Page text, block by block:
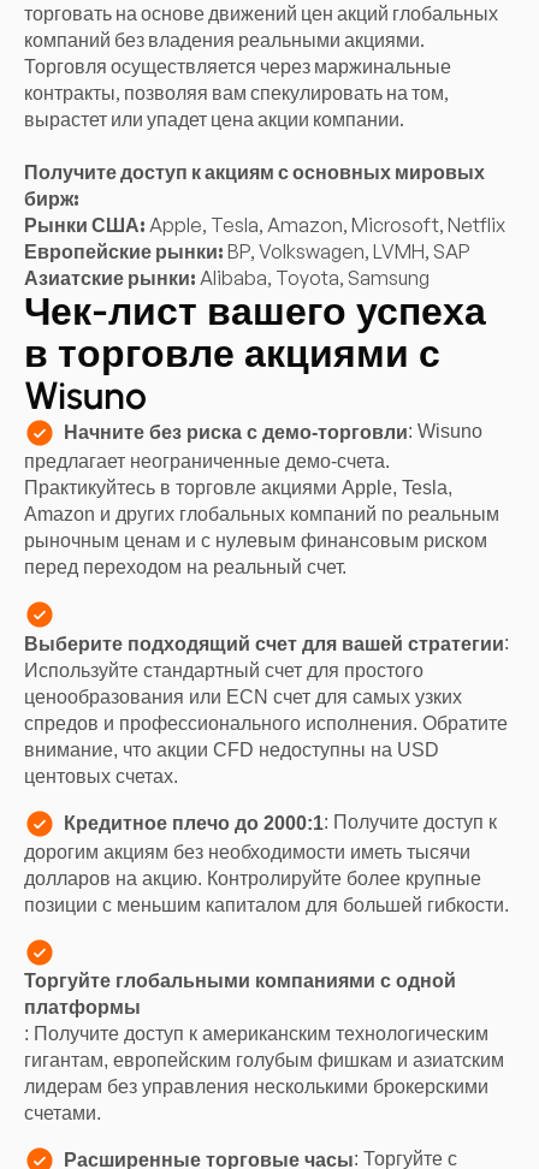
торговать на основе движений цен акций глобальных
компаний без владения реальными акциями.
Торговля осуществляется через маржинальные
контракты, позволяя вам спекулировать на том,
вырастет или упадет цена акции компании.
Получите доступ к акциям с основных мировых
бирж:
Рынки США: Apple, Tesla, Amazon, Microsoft, Netflix
Европейские рынки: BP, Volkswagen, LVMH, SAP
Азиатские рынки: Alibaba, Toyota, Samsung
Чек-лист вашего успеха
в торговле акциями с
Wisuno
Начните без риска с демо-торговли: Wisuno
предлагает неограниченные демо-счета.
Практикуйтесь в торговле акциями Apple, Tesla,
Amazon и других глобальных компаний по реальным
рыночным ценам и с нулевым финансовым риском
перед переходом на реальный счет.
Выберите подходящий счет для вашей стратегии:
Используйте стандартный счет для простого
ценообразования или ECN счет для самых узких
спредов и профессионального исполнения. Обратите
внимание, что акции CFD недоступны на USD
центовых счетах.
Кредитное плечо до 2000:1: Получите доступ к
дорогим акциям без необходимости иметь тысячи
долларов на акцию. Контролируйте более крупные
позиции с меньшим капиталом для большей гибкости.
Торгуйте глобальными компаниями с одной
платформы
: Получите доступ к американским технологическим
гигантам, европейским голубым фишкам и азиатским
лидерам без управления несколькими брокерскими
счетами.
Расширенные торговые часы: Торгуйте с